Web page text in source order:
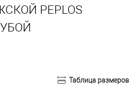
PEPLOS
Таблица размеров